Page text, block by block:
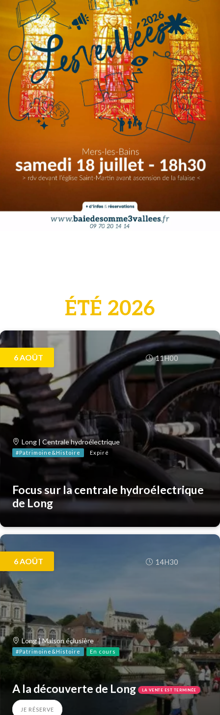
ÉTÉ 2026
6 AOÛT 11H00
Long | Centrale hydroélectrique
#Patrimoine&Histoire Expiré
Focus sur la centrale hydroélectrique
de Long
6 AOÛT 14H30
Long | Maison éclusière
#Patrimoine&Histoire En cours
A la découverte de Long LA VENTE EST TERMINÉE
JE RÉSERVE